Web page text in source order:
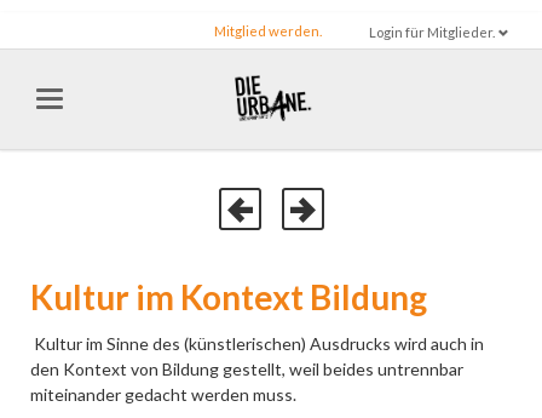
Login für Mitglieder.
Mitglied werden.
Kultur im Kontext Bildung
Kultur im Sinne des (künstlerischen) Ausdrucks wird auch in
den Kontext von Bildung gestellt, weil beides untrennbar
miteinander gedacht werden muss.